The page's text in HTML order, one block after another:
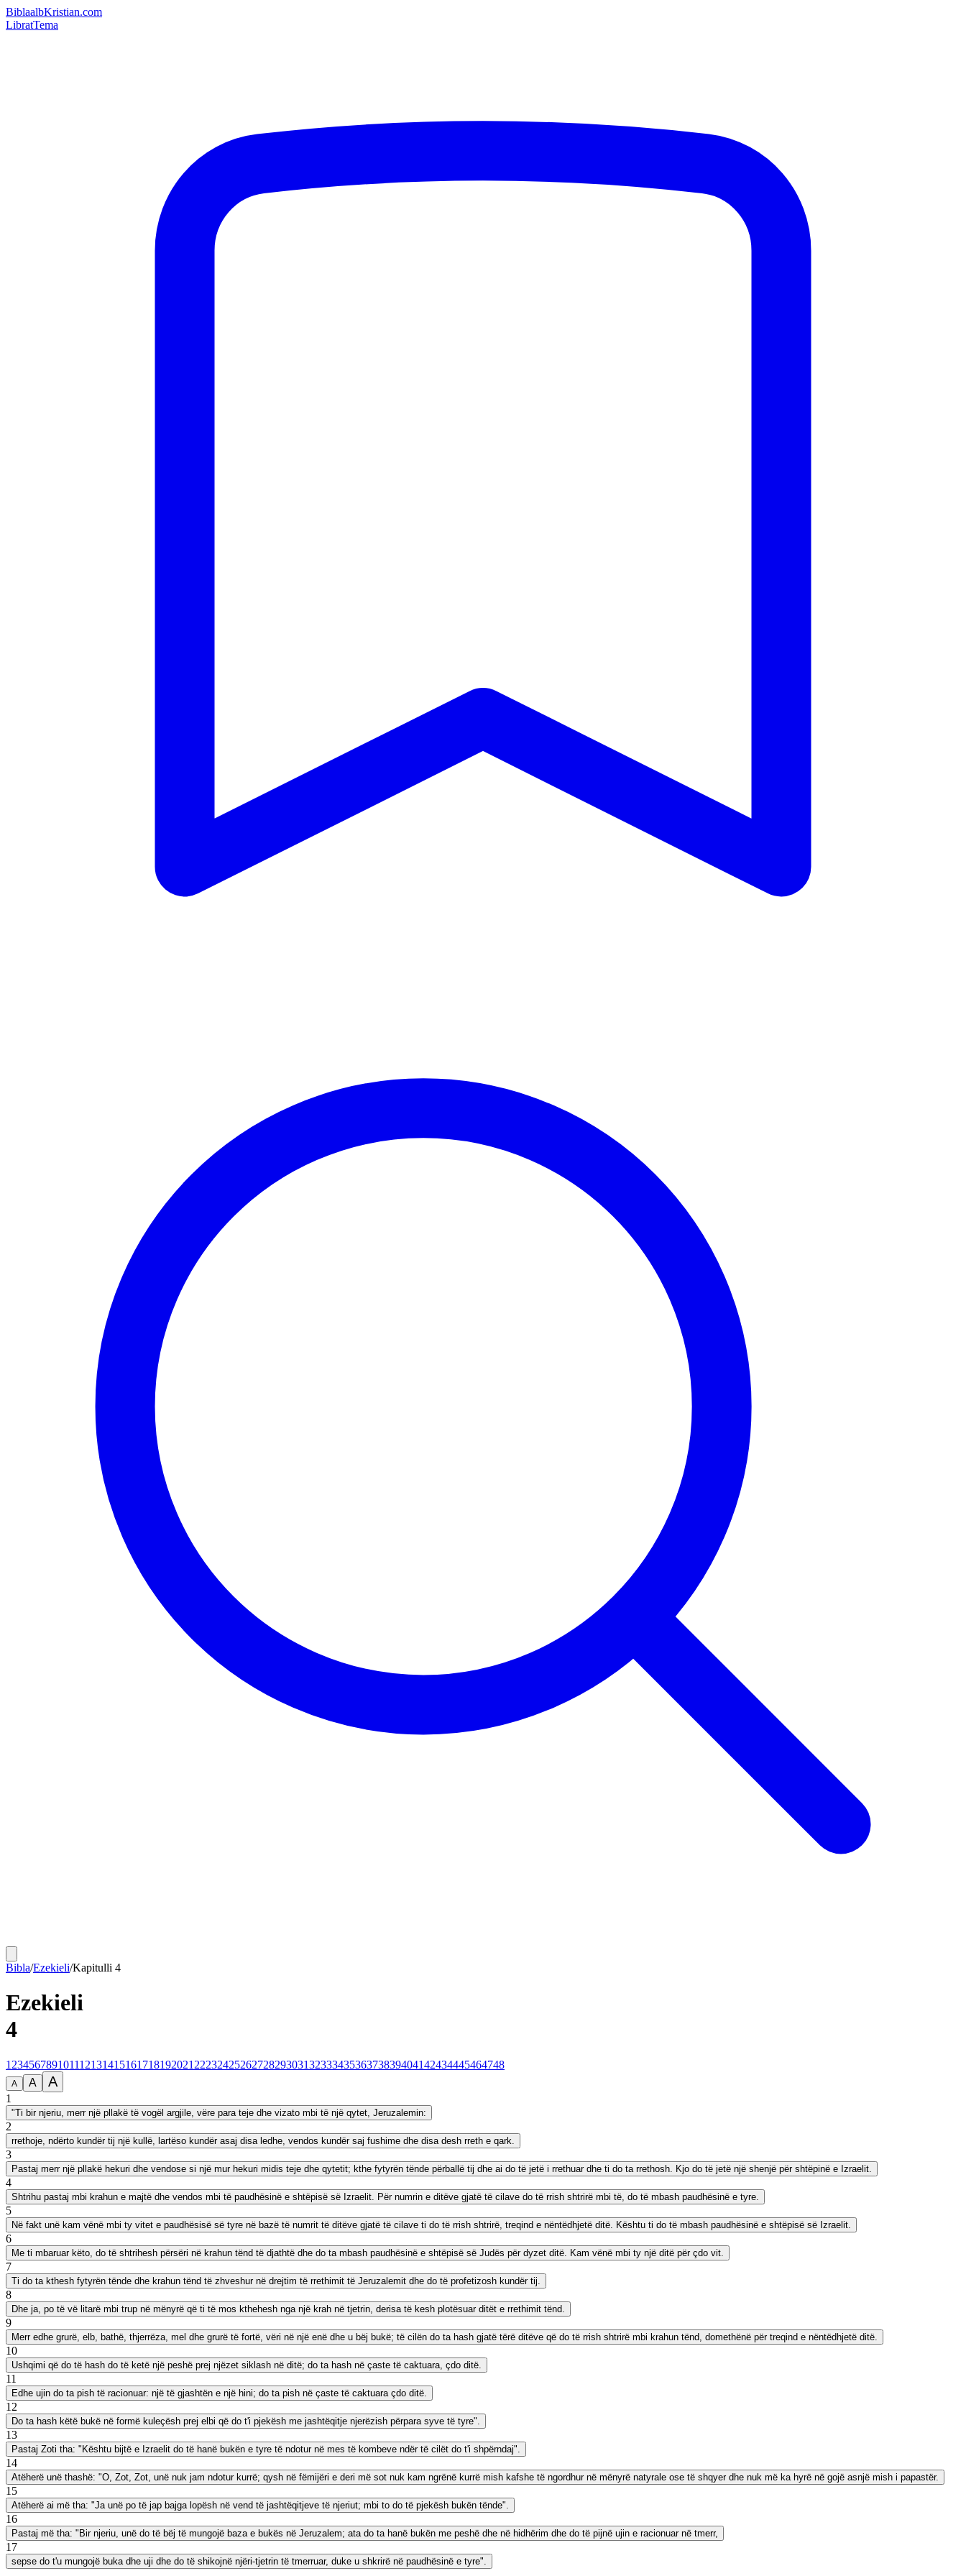
BiblaalbKristian.com
LibratTema
Bibla/Ezekieli/Kapitulli 4
Ezekieli
4
1 23456789101112131415161718192021 222324252627282930313233343536373839404142434445464748
A A A
1
"Ti bir njeriu, merr një pllakë të vogël argjile, vëre para teje dhe vizato mbi të një qytet, Jeruzalemin:
2
rrethoje, ndërto kundër tij një kullë, lartëso kundër asaj disa ledhe, vendos kundër saj fushime dhe disa desh rreth e qark.
3
Pastaj merr një pllakë hekuri dhe vendose si një mur hekuri midis teje dhe qytetit; kthe fytyrën tënde përballë tij dhe ai do të jetë i rrethuar dhe ti do ta rrethosh. Kjo do të jetë një shenjë për shtëpinë e Izraelit.
4
Shtrihu pastaj mbi krahun e majtë dhe vendos mbi të paudhësinë e shtëpisë së Izraelit. Për numrin e ditëve gjatë të cilave do të rrish shtrirë mbi të, do të mbash paudhësinë e tyre.
5
Në fakt unë kam vënë mbi ty vitet e paudhësisë së tyre në bazë të numrit të ditëve gjatë të cilave ti do të rrish shtrirë, treqind e nëntëdhjetë ditë. Kështu ti do të mbash paudhësinë e shtëpisë së Izraelit.
6
Me ti mbaruar këto, do të shtrihesh përsëri në krahun tënd të djathtë dhe do ta mbash paudhësinë e shtëpisë së Judës për dyzet ditë. Kam vënë mbi ty një ditë për çdo vit.
7
Ti do ta kthesh fytyrën tënde dhe krahun tënd të zhveshur në drejtim të rrethimit të Jeruzalemit dhe do të profetizosh kundër tij.
8
Dhe ja, po të vë litarë mbi trup në mënyrë që ti të mos kthehesh nga një krah në tjetrin, derisa të kesh plotësuar ditët e rrethimit tënd.
9
Merr edhe grurë, elb, bathë, thjerrëza, mel dhe grurë të fortë, vëri në një enë dhe u bëj bukë; të cilën do ta hash gjatë tërë ditëve që do të rrish shtrirë mbi krahun tënd, domethënë për treqind e nëntëdhjetë ditë.
10
Ushqimi që do të hash do të ketë një peshë prej njëzet siklash në ditë; do ta hash në çaste të caktuara, çdo ditë.
11
Edhe ujin do ta pish të racionuar: një të gjashtën e një hini; do ta pish në çaste të caktuara çdo ditë.
12
Do ta hash këtë bukë në formë kuleçësh prej elbi që do t'i pjekësh me jashtëqitje njerëzish përpara syve të tyre".
13
Pastaj Zoti tha: "Kështu bijtë e Izraelit do të hanë bukën e tyre të ndotur në mes të kombeve ndër të cilët do t'i shpërndaj".
14
Atëherë unë thashë: "O, Zot, Zot, unë nuk jam ndotur kurrë; qysh në fëmijëri e deri më sot nuk kam ngrënë kurrë mish kafshe të ngordhur në mënyrë natyrale ose të shqyer dhe nuk më ka hyrë në gojë asnjë mish i papastër.
15
Atëherë ai më tha: "Ja unë po të jap bajga lopësh në vend të jashtëqitjeve të njeriut; mbi to do të pjekësh bukën tënde".
16
Pastaj më tha: "Bir njeriu, unë do të bëj të mungojë baza e bukës në Jeruzalem; ata do ta hanë bukën me peshë dhe në hidhërim dhe do të pijnë ujin e racionuar në tmerr,
17
sepse do t'u mungojë buka dhe uji dhe do të shikojnë njëri-tjetrin të tmerruar, duke u shkrirë në paudhësinë e tyre".